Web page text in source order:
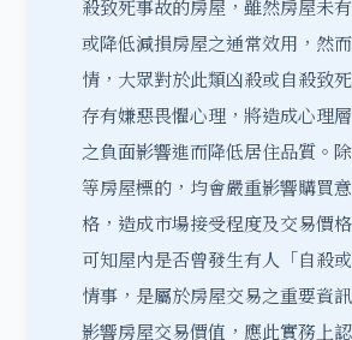
殺致死事故的房屋，雖然房屋未
或降低減損房屋之通常效用，然
情，大眾對於此類凶殺或自殺致
存有嫌惡畏懼心理，將造成心理
之負面影響進而降低居住品質。
等房屋標的，均會嚴重影響購買
格，造成市場接受程度及交易價
可知屋內是否曾發生有人「自殺或
情事，是屬於房屋交易之重要資
影響房屋交易價值，應此實務上